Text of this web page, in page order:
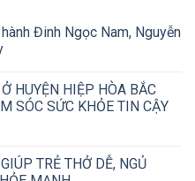
Đinh Ngọc Nam, Nguyễn
HUYỆN HIỆP HÒA BẮC
SÓC SỨC KHỎE TIN CẬY
TRẺ THỞ DỄ, NGỦ